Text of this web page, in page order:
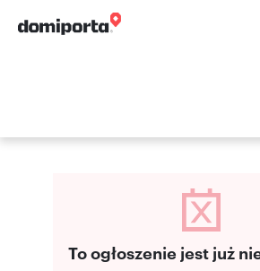
To ogłoszenie jest już